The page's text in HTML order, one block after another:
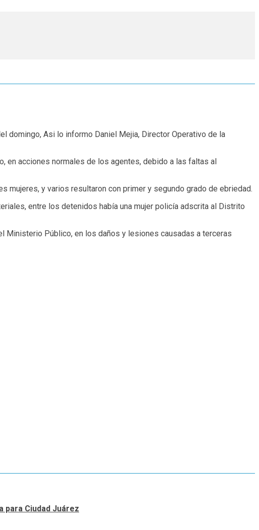
domingo, Asi lo informo Daniel Mejia, Director Operativo de la
en acciones normales de los agentes, debido a las faltas al
mujeres, y varios resultaron con primer y segundo grado de ebriedad.
entre los detenidos había una mujer policía adscrita al Distrito
Ministerio Público, en los daños y lesiones causadas a terceras
para Ciudad Juárez